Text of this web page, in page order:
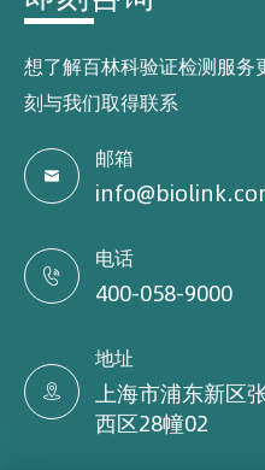
想了解百林科验证检测服务
刻与我们取得联系

邮箱

电话
400-058-9000

地址
上海市浦东新区
西区28幢02